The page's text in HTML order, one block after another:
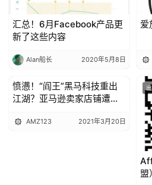
汇总！6月Facebook产品更
新了这些内容
Alan船长 2020年5月8日
爱
出海头条
愤懑！“阎王”黑马科技重出
江湖？亚马逊卖家店铺遭下
AMZ123 2021年3月20日
盟